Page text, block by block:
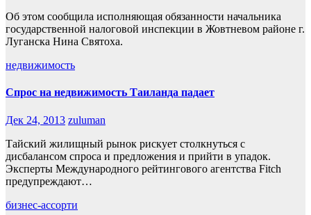
Об этом сообщила исполняющая обязанности начальника
государственной налоговой инспекции в Жовтневом районе г.
Луганска Нина Святоха.
недвижимость
Спрос на недвижимость Таиланда падает
Дек 24, 2013 zuluman
Тайский жилищный рынок рискует столкнуться с
дисбалансом спроса и предложения и прийти в упадок.
Эксперты Международного рейтингового агентства Fitch
предупреждают…
бизнес-ассорти